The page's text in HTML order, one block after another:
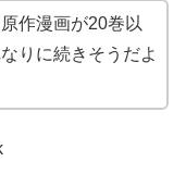
作漫画が20巻以
りに続きそうだよ